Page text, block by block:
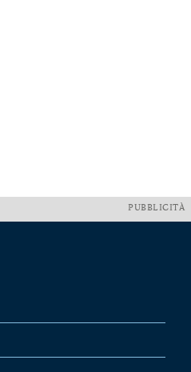
PUBBLICITÀ